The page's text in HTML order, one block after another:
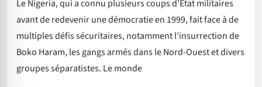
Le Nigeria, qui a connu plusieurs coups d’État militaires
avant de redevenir une démocratie en 1999, fait face à de
multiples défis sécuritaires, notamment l’insurrection de
Boko Haram, les gangs armés dans le Nord-Ouest et divers
groupes séparatistes. Le monde